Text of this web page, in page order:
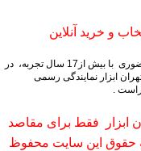
و خرید آنلاین
تهران ابزار به عنوان یکی از قدیمی‌ترین فروشگاه های حضوری با بیش از17 سال تجربه، در
ابزار نمایندگی رسمی
.
ابزار فقط برای مقاصد
حقوق این سایت محفوظ